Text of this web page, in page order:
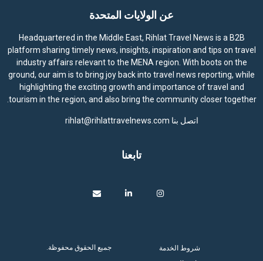
عن الولايات المتحدة
Headquartered in the Middle East, Rihlat Travel News is a B2B
platform sharing timely news, insights, inspiration and tips on travel
industry affairs relevant to the MENA region. With boots on the
ground, our aim is to bring joy back into travel news reporting, while
highlighting the exciting growth and importance of travel and
tourism in the region, and also bring the community closer together.
اتصل بنا rihlat@rihlattravelnews.com
تابعنا
جميع الحقوق محفوظة.
شروط الخدمة